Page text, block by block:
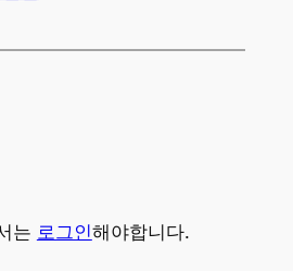
는 로그인해야합니다.